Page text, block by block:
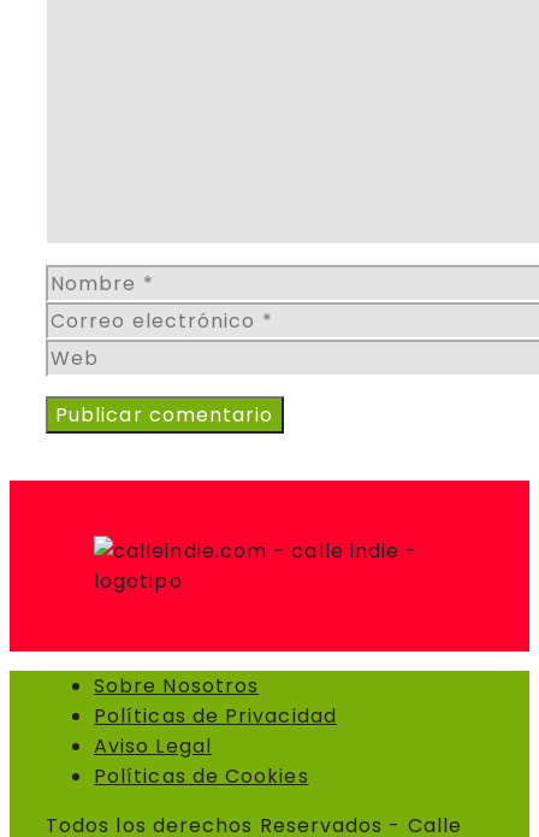
Nombre
Correo
electrónico
Web
Sobre Nosotros
Políticas de Privacidad
Aviso Legal
Políticas de Cookies
Todos los derechos Reservados - Calle